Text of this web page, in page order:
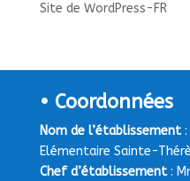
Site de WordPress-FR
• Coordonnées
Nom de l’établissement:
Elémentaire Sainte-
Chef d’établissement: